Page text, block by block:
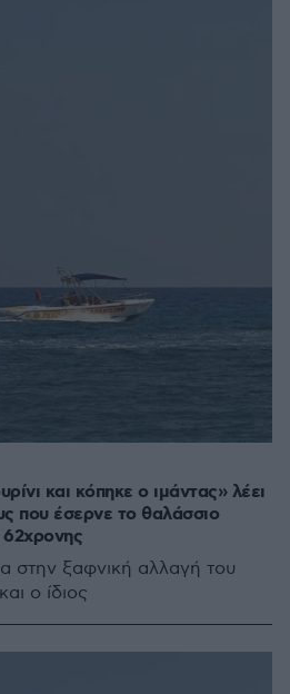
και κόπηκε ο ιμάντας» λέει
που έσερνε το θαλάσσιο
62χρονης
στην ξαφνική αλλαγή του
ο ίδιος